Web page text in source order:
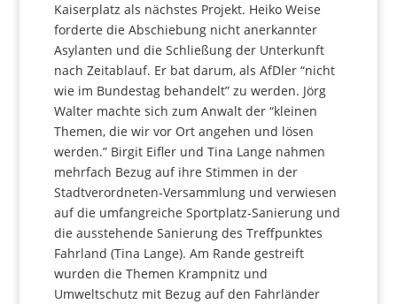
Kaiserplatz als nächstes Projekt. Heiko Weise
forderte die Abschiebung nicht anerkannter
Asylanten und die Schließung der Unterkunft
nach Zeitablauf. Er bat darum, als AfDler “nicht
wie im Bundestag behandelt” zu werden. Jörg
Walter machte sich zum Anwalt der “kleinen
Themen, die wir vor Ort angehen und lösen
werden.” Birgit Eifler und Tina Lange nahmen
mehrfach Bezug auf ihre Stimmen in der
Stadtverordneten-Versammlung und verwiesen
auf die umfangreiche Sportplatz-Sanierung und
die ausstehende Sanierung des Treffpunktes
Fahrland (Tina Lange). Am Rande gestreift
wurden die Themen Krampnitz und
Umweltschutz mit Bezug auf den Fahrländer